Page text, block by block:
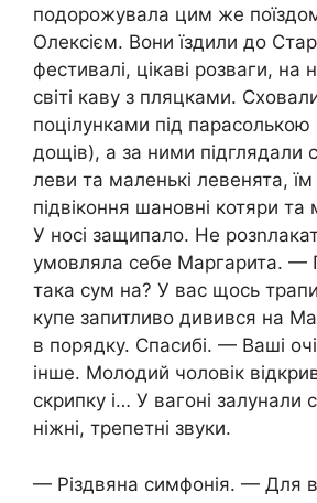
подорожувала цим же
Олексієм. Вони їздили до
фестивалі, цікаві розваги, на
світі каву з пляцками.
поцілунками під парасолькою
дощів), а за ними підглядали
леви та маленькі левенята, їм
підвіконня шановні котяри та
У носі защипало. Не
умовляла себе Маргарита. —
така сум на? У вас щось
купе запитливо дивився на
в порядку. Спасибі. — Ваші
інше. Молодий чоловік
скрипку і… У вагоні залунали
ніжні, трепетні звуки.
— Різдвяна симфонія. — Для